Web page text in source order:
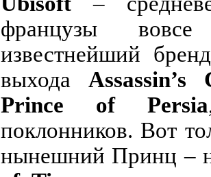
французы
известнейший
выходаAssassin’s
Prince of Persia
поклонников. Вот
нынешний Принц –